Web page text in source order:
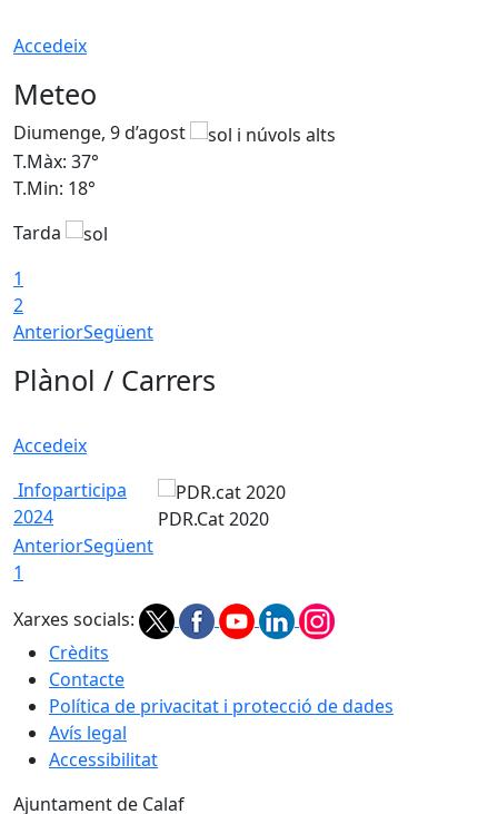
Accedeix
Meteo
Diumenge, 9 d’agost
T.Màx: 37°
T.Min: 18°
Tarda
1
2
AnteriorSegüent
Plànol / Carrers
Accedeix
Infoparticipa
2024
PDR.Cat 2020
AnteriorSegüent
1
Xarxes socials:
Crèdits
Contacte
Política de privacitat i protecció de dades
Avís legal
Accessibilitat
Ajuntament de Calaf